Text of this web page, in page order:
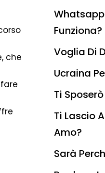
che
Whatsapp
Funziona?
Voglia Di
Ucraina
Ti
Ti Lascio
Amo?
Sarà